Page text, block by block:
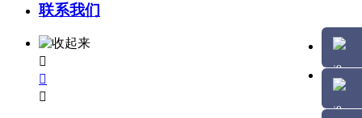
联系我们


